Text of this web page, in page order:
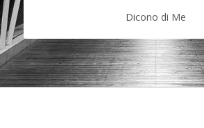
Dicono di Me